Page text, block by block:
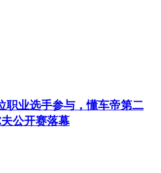
职业选手参与，懂车帝第二
公开赛落幕